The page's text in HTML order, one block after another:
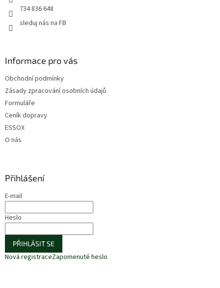
734 836 648
sleduj nás na FB
Informace pro vás
Obchodní podmínky
Zásady zpracování osobních údajů
Formuláře
Ceník dopravy
ESSOX
O nás
Přihlášení
E-mail
Heslo
PŘIHLÁSIT SE
Nová registraceZapomenuté heslo